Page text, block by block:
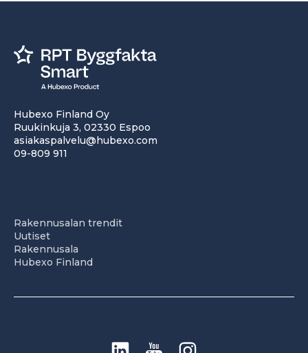
Hubexo Finland Oy
Ruukinkuja 3, 02330 Espoo
asiakaspalvelu@hubexo.com
09-809 911
Rakennusalan trendit
Uutiset
Rakennusala
Hubexo Finland